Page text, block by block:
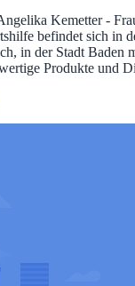
Kemetter -
befindet sich in
in der Stadt Baden
Produkte und